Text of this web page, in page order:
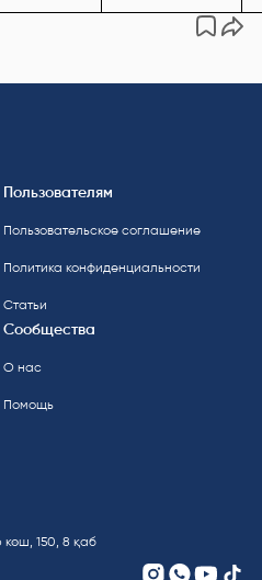
Пользователям
Пользовательское соглашение
Политика конфиденциальности
Статьи
Сообщества
О нас
Помощь
150, 8 қаб